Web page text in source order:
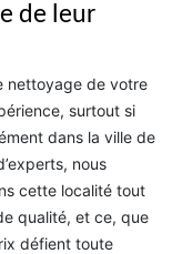
de leur
nettoyage de votre
surtout si
dans la ville de
nous
cette localité tout
qualité, et ce, que
défient toute